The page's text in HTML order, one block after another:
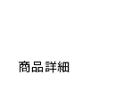
商品詳細